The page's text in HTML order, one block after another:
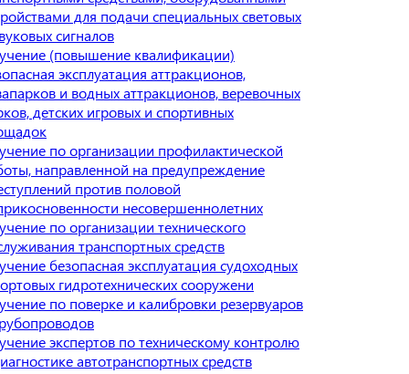
для подачи специальных световых
сигналов
(повышение квалификации)
эксплуатация аттракционов,
и водных аттракционов, веревочных
детских игровых и спортивных
по организации профилактической
направленной на предупреждение
против половой
несовершеннолетних
по организации технического
транспортных средств
безопасная эксплуатация судоходных
гидротехнических сооружени
по поверке и калибровки резервуаров
экспертов по техническому контролю
автотранспортных средств